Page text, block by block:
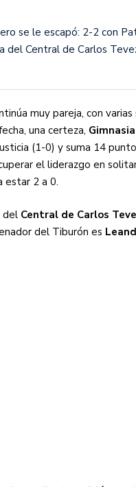
a la pasión por River
de Clubes A llega a
selección femenina de
la selección masculina de
se le escapó: 2-2 con
del Central de Carlos
muy pareja, con
una certeza,
(1-0) y suma 14
el liderazgo en
estar 2 a 0.
del Central de Carlos
del Tiburón es